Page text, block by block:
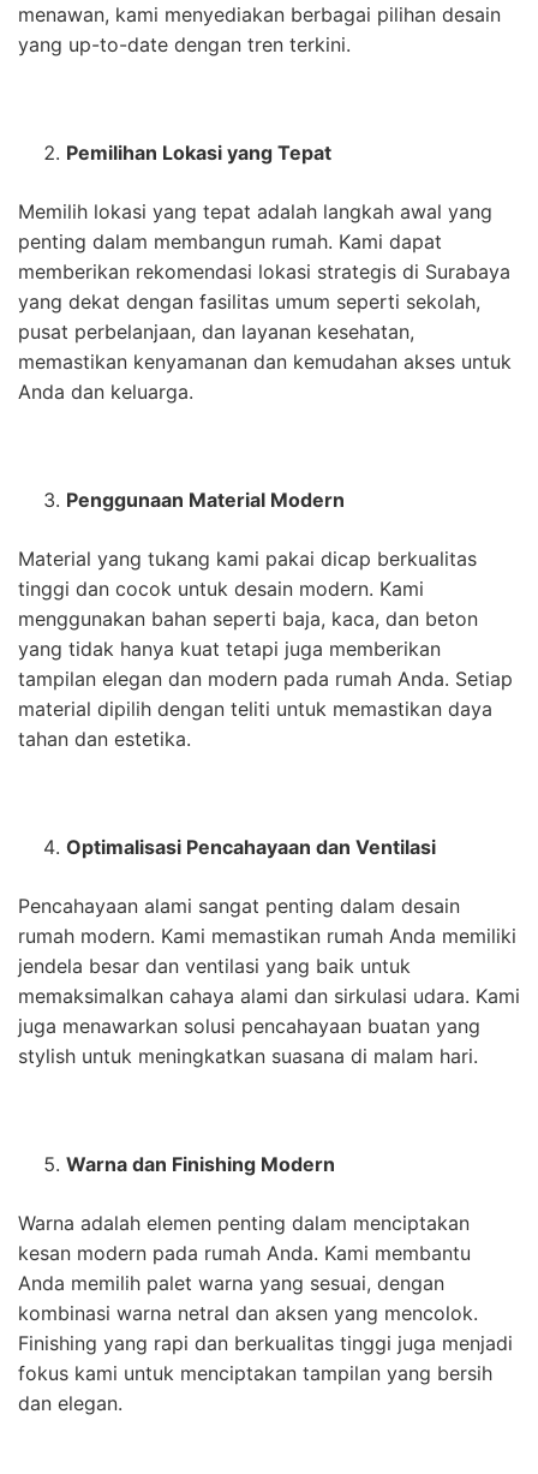
menawan, kami menyediakan berbagai pilihan desain
yang up-to-date dengan tren terkini.
Pemilihan Lokasi yang Tepat
Memilih lokasi yang tepat adalah langkah awal yang
penting dalam membangun rumah. Kami dapat
memberikan rekomendasi lokasi strategis di Surabaya
yang dekat dengan fasilitas umum seperti sekolah,
pusat perbelanjaan, dan layanan kesehatan,
memastikan kenyamanan dan kemudahan akses untuk
Anda dan keluarga.
Penggunaan Material Modern
Material yang tukang kami pakai dicap berkualitas
tinggi dan cocok untuk desain modern. Kami
menggunakan bahan seperti baja, kaca, dan beton
yang tidak hanya kuat tetapi juga memberikan
tampilan elegan dan modern pada rumah Anda. Setiap
material dipilih dengan teliti untuk memastikan daya
tahan dan estetika.
Optimalisasi Pencahayaan dan Ventilasi
Pencahayaan alami sangat penting dalam desain
rumah modern. Kami memastikan rumah Anda memiliki
jendela besar dan ventilasi yang baik untuk
memaksimalkan cahaya alami dan sirkulasi udara. Kami
juga menawarkan solusi pencahayaan buatan yang
stylish untuk meningkatkan suasana di malam hari.
Warna dan Finishing Modern
Warna adalah elemen penting dalam menciptakan
kesan modern pada rumah Anda. Kami membantu
Anda memilih palet warna yang sesuai, dengan
kombinasi warna netral dan aksen yang mencolok.
Finishing yang rapi dan berkualitas tinggi juga menjadi
fokus kami untuk menciptakan tampilan yang bersih
dan elegan.